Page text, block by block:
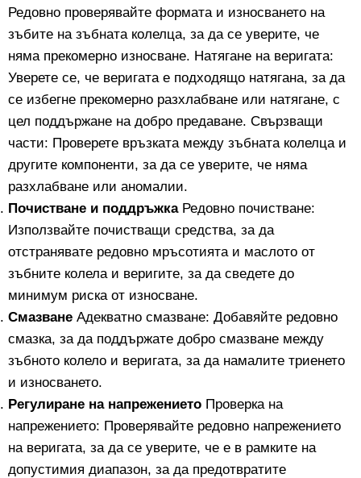
Редовно проверявайте формата и износването на
зъбите на зъбната колелца, за да се уверите, че
няма прекомерно износване. Натягане на веригата:
Уверете се, че веригата е подходящо натягана, за да
се избегне прекомерно разхлабване или натягане, с
цел поддържане на добро предаване. Свързващи
части: Проверете връзката между зъбната колелца и
другите компоненти, за да се уверите, че няма
разхлабване или аномалии.
Почистване и поддръжкаРедовно почистване:
Използвайте почистващи средства, за да
отстранявате редовно мръсотията и маслото от
зъбните колела и веригите, за да сведете до
минимум риска от износване.
Смазване Адекватно смазване: Добавяйте редовно
смазка, за да поддържате добро смазване между
зъбното колело и веригата, за да намалите триенето
и износването.
Регулиране на напрежението Проверка на
напрежението: Проверявайте редовно напрежението
на веригата, за да се уверите, че е в рамките на
допустимия диапазон, за да предотвратите